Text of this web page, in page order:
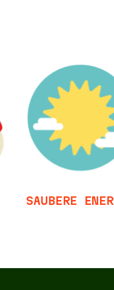
SAUBERE